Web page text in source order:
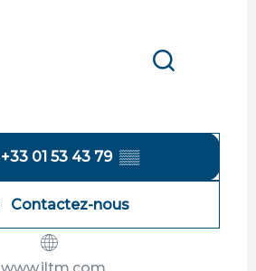
+33 01 53 43 79 ▒▒
Contactez-nous